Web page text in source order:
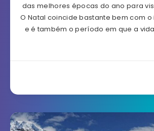
das melhores épocas do ano para
O Natal coincide bastante bem com
e é também o período em que a